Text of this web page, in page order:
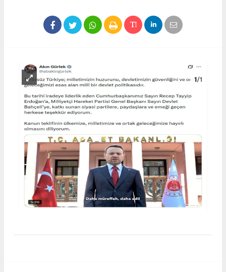
1/1